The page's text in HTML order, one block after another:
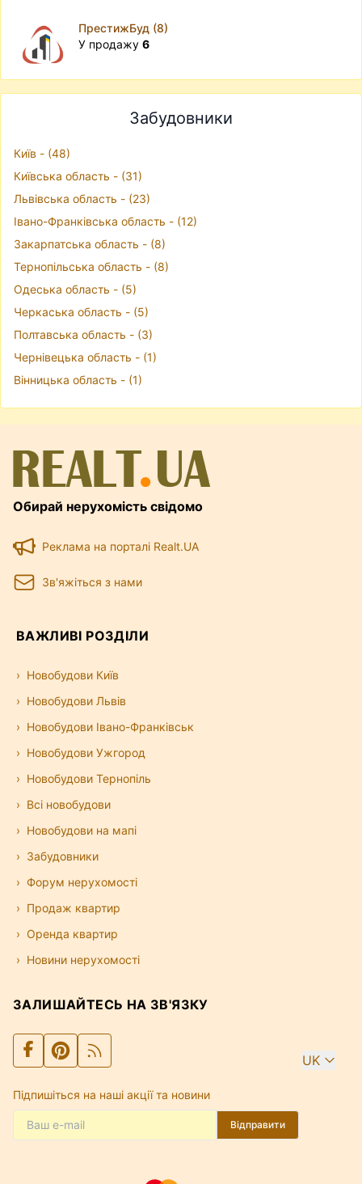
ПрестижБуд (8)
У продажу 6
Забудовники
Київ - (48)
Київська область - (31)
Львівська область - (23)
Івано-Франківська область - (12)
Закарпатська область - (8)
Тернопільська область - (8)
Одеська область - (5)
Черкаська область - (5)
Полтавська область - (3)
Чернівецька область - (1)
Вінницька область - (1)
Обирай нерухомість свідомо
Реклама на порталі Realt.UA
Зв'яжіться з нами
ВАЖЛИВІ РОЗДІЛИ
Новобудови Київ
Новобудови Львів
Новобудови Івано-Франківськ
Новобудови Ужгород
Новобудови Тернопіль
Всі новобудови
Новобудови на мапі
Забудовники
Форум нерухомості
Продаж квартир
Оренда квартир
Новини нерухомості
ЗАЛИШАЙТЕСЬ НА ЗВ'ЯЗКУ
UK
Підпишіться на наші акції та новини
Відправити